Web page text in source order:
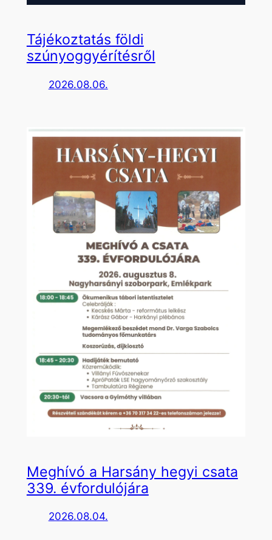
Tájékoztatás földi
szúnyoggyérítésről
2026.08.06.
Meghívó a Harsány hegyi csata
339. évfordulójára
2026.08.04.